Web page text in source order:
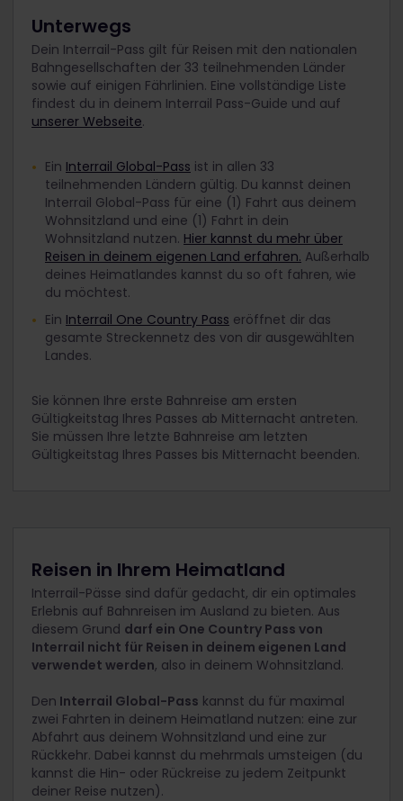
Unterwegs
Dein Interrail-Pass gilt für Reisen mit den nationalen
Bahngesellschaften der 33 teilnehmenden Länder
sowie auf einigen Fährlinien. Eine vollständige Liste
findest du in deinem Interrail Pass-Guide und auf
unserer Webseite.
Ein Interrail Global-Pass ist in allen 33
teilnehmenden Ländern gültig. Du kannst deinen
Interrail Global-Pass für eine (1) Fahrt aus deinem
Wohnsitzland und eine (1) Fahrt in dein
Wohnsitzland nutzen. Hier kannst du mehr über
Reisen in deinem eigenen Land erfahren. Außerhalb
deines Heimatlandes kannst du so oft fahren, wie
du möchtest.
Ein Interrail One Country Pass eröffnet dir das
gesamte Streckennetz des von dir ausgewählten
Landes.
Sie können Ihre erste Bahnreise am ersten
Gültigkeitstag Ihres Passes ab Mitternacht antreten.
Sie müssen Ihre letzte Bahnreise am letzten
Gültigkeitstag Ihres Passes bis Mitternacht beenden.
Reisen in Ihrem Heimatland
Interrail-Pässe sind dafür gedacht, dir ein optimales
Erlebnis auf Bahnreisen im Ausland zu bieten. Aus
diesem Grund darf ein One Country Pass von
Interrail nicht für Reisen in deinem eigenen Land
verwendet werden, also in deinem Wohnsitzland.
Den Interrail Global-Pass kannst du für maximal
zwei Fahrten in deinem Heimatland nutzen: eine zur
Abfahrt aus deinem Wohnsitzland und eine zur
Rückkehr. Dabei kannst du mehrmals umsteigen (du
kannst die Hin- oder Rückreise zu jedem Zeitpunkt
deiner Reise nutzen).